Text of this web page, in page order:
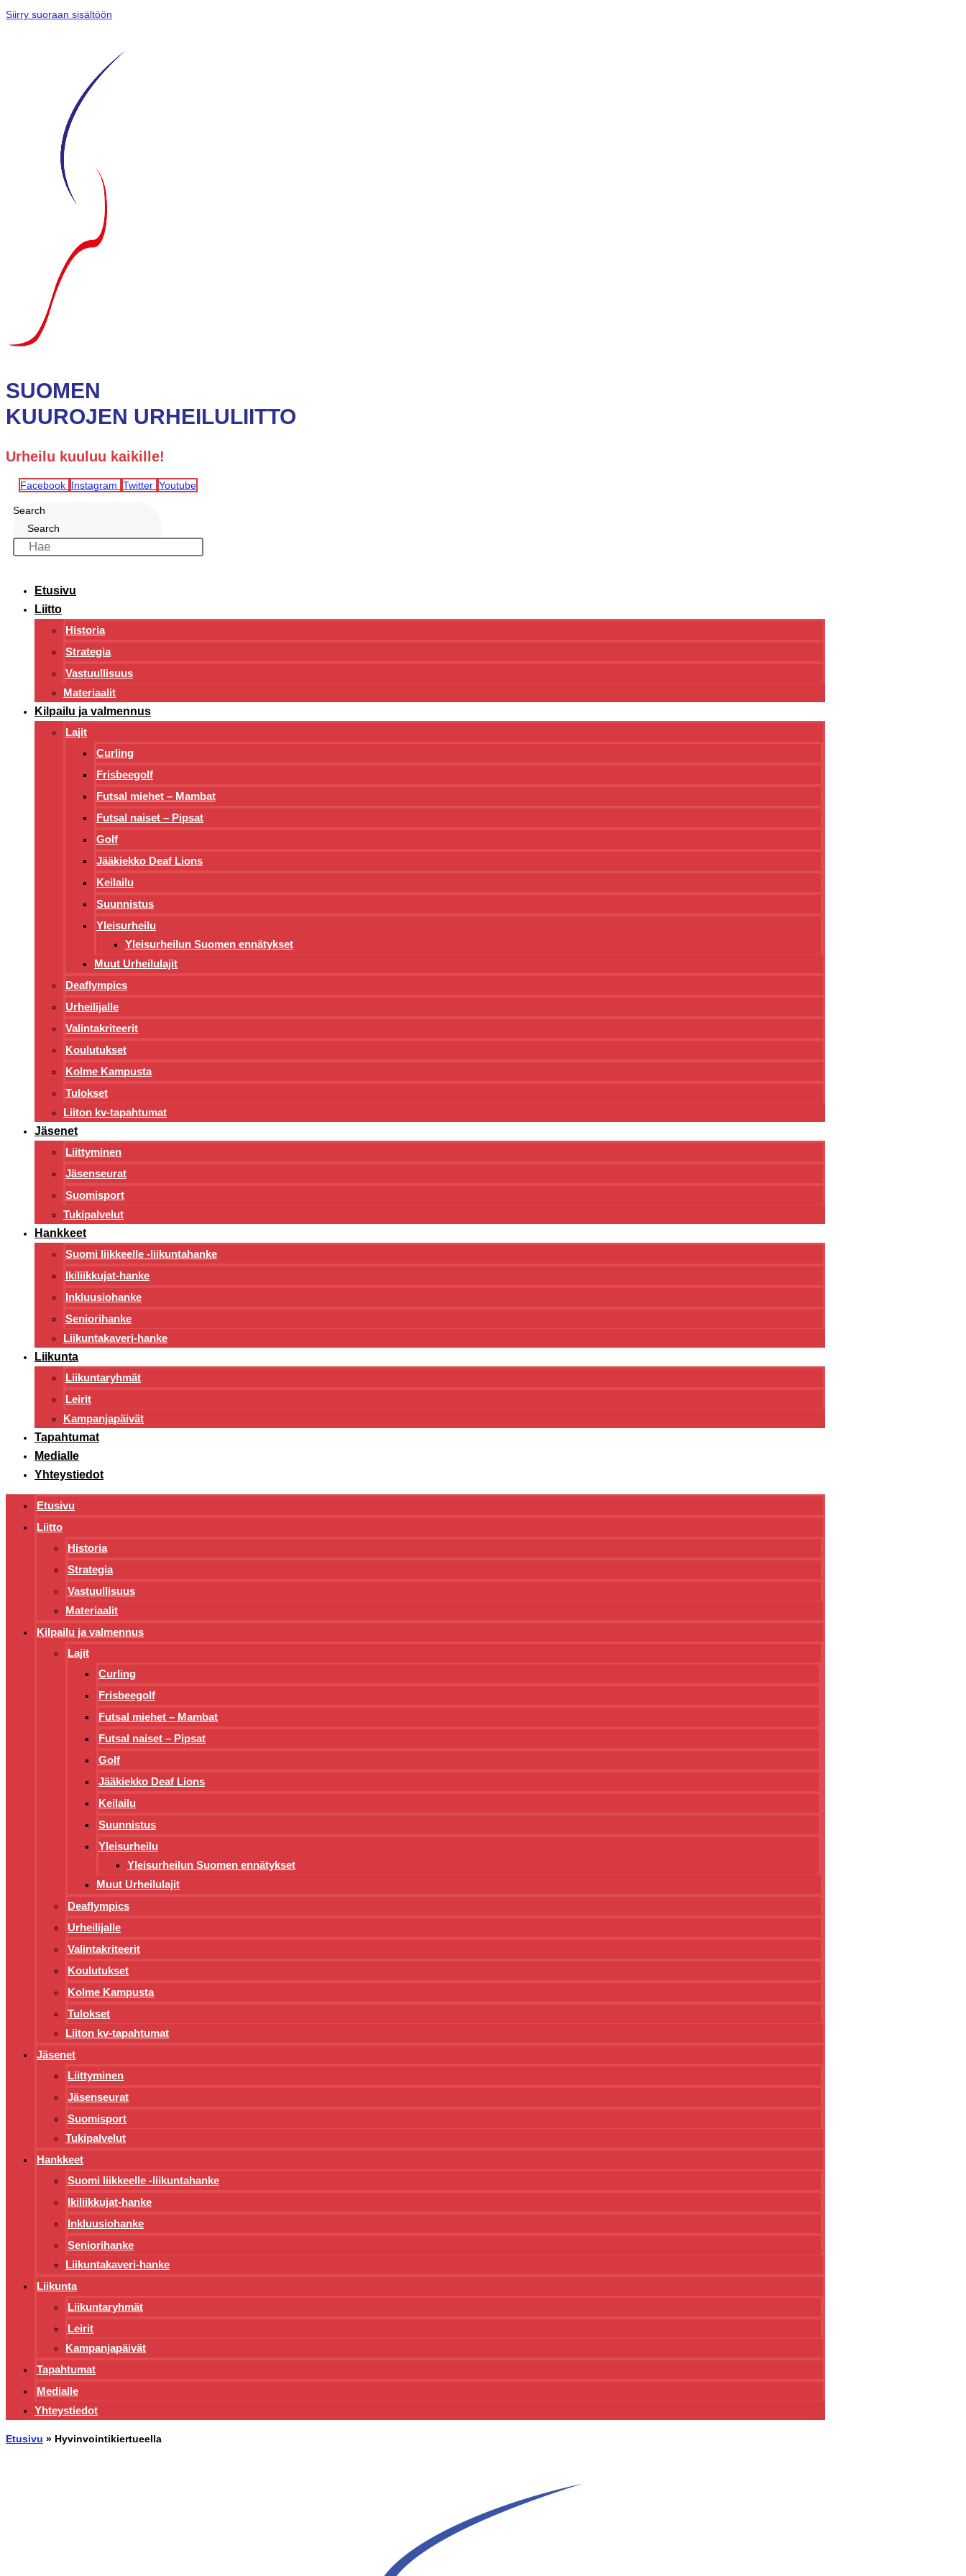
Siirry suoraan sisältöön
SUOMEN
KUUROJEN URHEILULIITTO
Urheilu kuuluu kaikille!
Facebook Instagram Twitter Youtube
Search
Search
Etusivu
Liitto
Historia
Strategia
Vastuullisuus
Materiaalit
Kilpailu ja valmennus
Lajit
Curling
Frisbeegolf
Futsal miehet – Mambat
Futsal naiset – Pipsat
Golf
Jääkiekko Deaf Lions
Keilailu
Suunnistus
Yleisurheilu
Yleisurheilun Suomen ennätykset
Muut Urheilulajit
Deaflympics
Urheilijalle
Valintakriteerit
Koulutukset
Kolme Kampusta
Tulokset
Liiton kv-tapahtumat
Jäsenet
Liittyminen
Jäsenseurat
Suomisport
Tukipalvelut
Hankkeet
Suomi liikkeelle -liikuntahanke
Ikiliikkujat-hanke
Inkluusiohanke
Seniorihanke
Liikuntakaveri-hanke
Liikunta
Liikuntaryhmät
Leirit
Kampanjapäivät
Tapahtumat
Medialle
Yhteystiedot
Etusivu
Liitto
Historia
Strategia
Vastuullisuus
Materiaalit
Kilpailu ja valmennus
Lajit
Curling
Frisbeegolf
Futsal miehet – Mambat
Futsal naiset – Pipsat
Golf
Jääkiekko Deaf Lions
Keilailu
Suunnistus
Yleisurheilu
Yleisurheilun Suomen ennätykset
Muut Urheilulajit
Deaflympics
Urheilijalle
Valintakriteerit
Koulutukset
Kolme Kampusta
Tulokset
Liiton kv-tapahtumat
Jäsenet
Liittyminen
Jäsenseurat
Suomisport
Tukipalvelut
Hankkeet
Suomi liikkeelle -liikuntahanke
Ikiliikkujat-hanke
Inkluusiohanke
Seniorihanke
Liikuntakaveri-hanke
Liikunta
Liikuntaryhmät
Leirit
Kampanjapäivät
Tapahtumat
Medialle
Yhteystiedot
Etusivu » Hyvinvointikiertueella